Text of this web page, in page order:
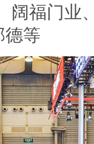
阔福门业
德等